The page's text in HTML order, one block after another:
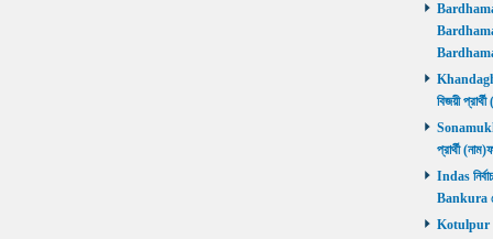
বিজয়ী
Sonamukhi
প্রার্থী
Indas
Bankura
Kotulpur